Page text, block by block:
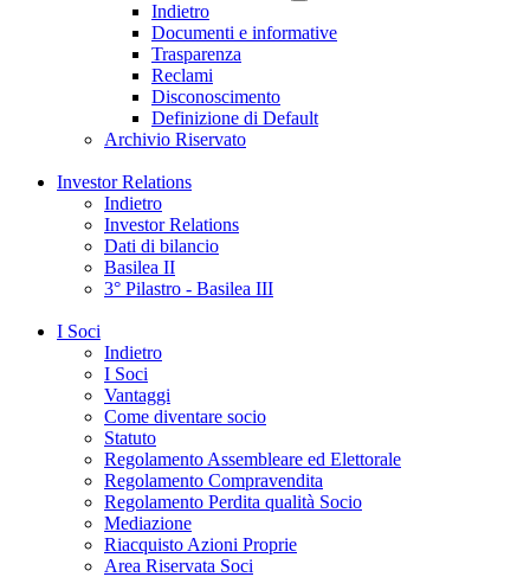
Indietro
Documenti e informative
Trasparenza
Reclami
Disconoscimento
Definizione di Default
Archivio Riservato
Investor Relations
Indietro
Investor Relations
Dati di bilancio
Basilea II
3° Pilastro - Basilea III
I Soci
Indietro
I Soci
Vantaggi
Come diventare socio
Statuto
Regolamento Assembleare ed Elettorale
Regolamento Compravendita
Regolamento Perdita qualità Socio
Mediazione
Riacquisto Azioni Proprie
Area Riservata Soci